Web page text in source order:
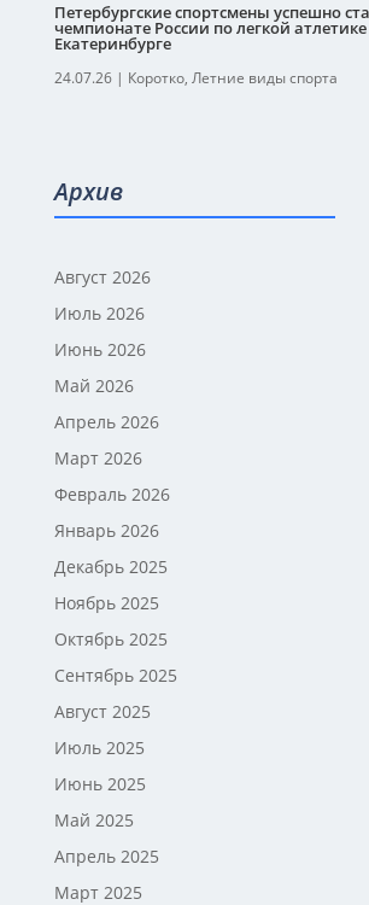
Петербургские спортсмены успешно
чемпионате России по легкой
Екатеринбурге
24.07.26| Коротко, Летние виды спорта
Архив
Август 2026
Июль 2026
Июнь 2026
Май 2026
Апрель 2026
Март 2026
Февраль 2026
Январь 2026
Декабрь 2025
Ноябрь 2025
Октябрь 2025
Сентябрь 2025
Август 2025
Июль 2025
Июнь 2025
Май 2025
Апрель 2025
Март 2025